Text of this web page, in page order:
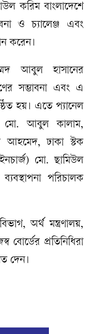
করিম বাংলাদেশে
ও চ্যালেঞ্জ এবং
করেন।
আবুল হাসানের
সম্ভাবনা এবং এ
হয়। এতে প্যানেল
মো. আবুল কালাম,
আহমেদ, ঢাকা স্টক
মো. ছামিউল
পরিচালক
অর্থ মন্ত্রণালয়,
বোর্ডের প্রতিনিধিরা
দেন।